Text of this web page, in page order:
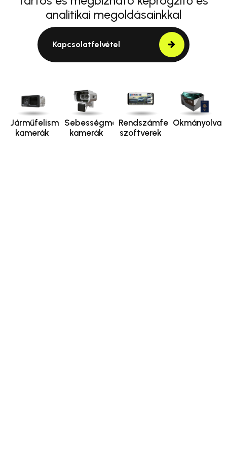
analitikai megoldásainkkal
Kapcsolatfelvétel
Járműfelismerő
kamerák
Sebességmérő
kamerák
Rendszámfelismerő
szoftverek